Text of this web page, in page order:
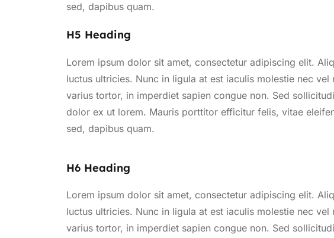
sed, dapibus quam.
H5 Heading
Lorem ipsum dolor sit amet, consectetur adipiscing elit.
luctus ultricies. Nunc in ligula at est iaculis molestie nec
varius tortor, in imperdiet sapien congue non. Sed
dolor ex ut lorem. Mauris porttitor efficitur felis, vitae
sed, dapibus quam.
H6 Heading
Lorem ipsum dolor sit amet, consectetur adipiscing elit.
luctus ultricies. Nunc in ligula at est iaculis molestie nec
varius tortor, in imperdiet sapien congue non. Sed